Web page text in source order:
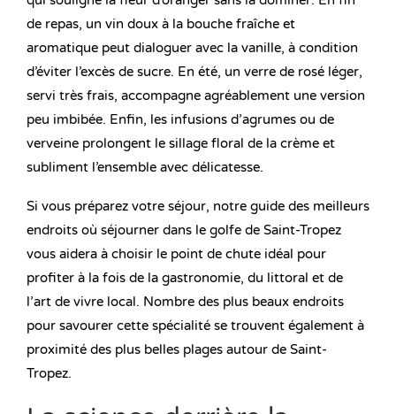
de repas, un vin doux à la bouche fraîche et
aromatique peut dialoguer avec la vanille, à condition
d’éviter l’excès de sucre. En été, un verre de rosé léger,
servi très frais, accompagne agréablement une version
peu imbibée. Enfin, les infusions d’agrumes ou de
verveine prolongent le sillage floral de la crème et
subliment l’ensemble avec délicatesse.
Si vous préparez votre séjour, notre guide des meilleurs
endroits où séjourner dans le golfe de Saint-Tropez
vous aidera à choisir le point de chute idéal pour
profiter à la fois de la gastronomie, du littoral et de
l’art de vivre local. Nombre des plus beaux endroits
pour savourer cette spécialité se trouvent également à
proximité des plus belles plages autour de Saint-
Tropez.